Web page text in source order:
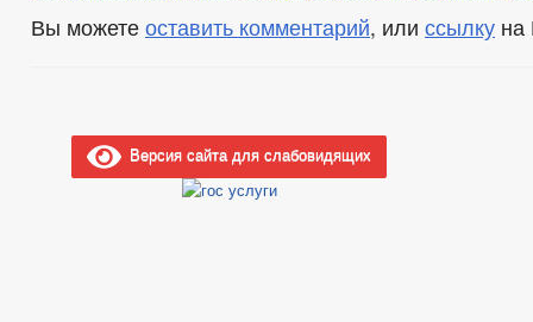
Вы можете оставить комментарий, или ссылку на
Версия сайта для слабовидящих